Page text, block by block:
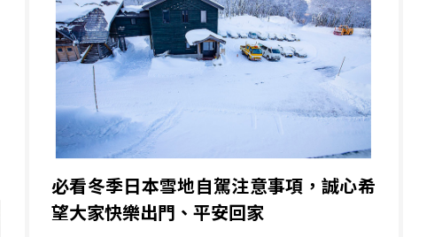
必看冬季日本雪地自駕注意事項，誠心希
望大家快樂出門、平安回家